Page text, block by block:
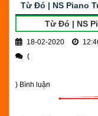
Từ Đó | NS Piano
Từ Đó | NS
18-02-2020
(
) Bình luận